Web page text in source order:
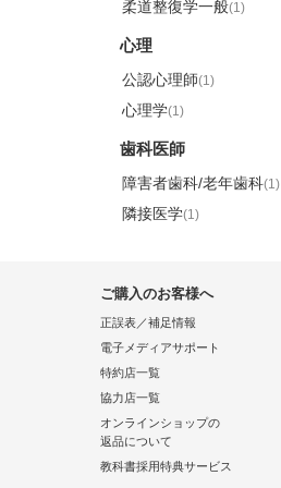
柔道整復学一般(1)
心理
公認心理師(1)
心理学(1)
歯科医師
障害者歯科/老年歯科(1)
隣接医学(1)
ご購入のお客様へ
正誤表／補足情報
電子メディアサポート
特約店一覧
協力店一覧
オンラインショップの
返品について
教科書採用特典サービス